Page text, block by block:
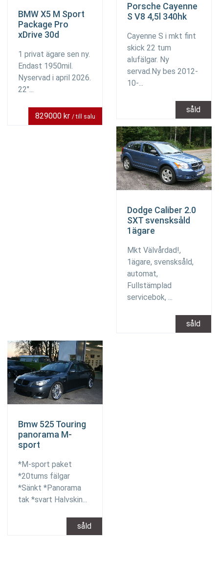
BMW X5 M Sport
Package Pro
xDrive 30d
1 privat ägare sen ny.
Endast 1950mil.
Nyservad i april 2026.
22"...
829000 kr / till salu
Porsche Cayenne
S V8 4,5l 340hk
Cayenne S i mkt fint
skick 22 tum
alufälgar. Ny
servad.Ny bes 2012-
10-...
såld
Dodge Caliber 2.0
SXT svensksåld
1ägare
Mkt Välvårdad!,
1ägare, svensksåld,
automat,
Fullstämplad
servicebok, ...
såld
Bmw 525 Touring
panorama M-
sport
*M-sport paket
*20tums fälgar
*Sänkt *Panorama
tak *svart Halvskin...
såld